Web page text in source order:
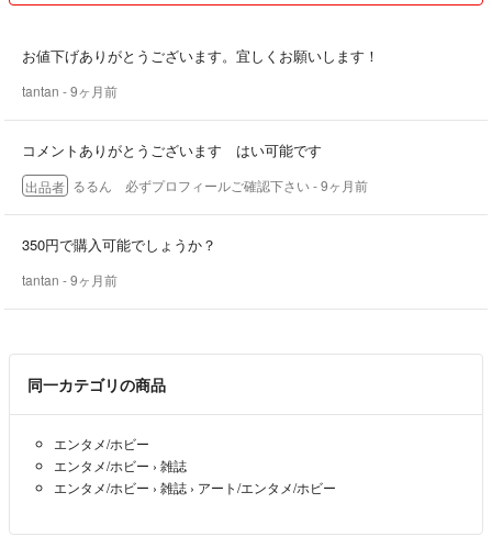
(梱包に余裕がある場合のみ)
子供服
レディース洋服
化粧品
おもちゃ
雑誌付録
自宅保管品となります ご理解の上ご購入宜しくお願い致します
発送は平日のみとさせていただきます
喫煙者 ペットはいません
ご了承ください
お互いが気持ち良くお取引できるよう心がけております どうぞ宜しく
お願い致します
お値下げありがとうございます。宜しくお願いします！
tantan - 9ヶ月前
コメントありがとうございます はい可能です
出品者 るるん 必ずプロフィールご確認下さい- 9ヶ月前
350円で購入可能でしょうか？
tantan - 9ヶ月前
同一カテゴリの商品
エンタメ/ホビー
エンタメ/ホビー › 雑誌
エンタメ/ホビー › 雑誌 › アート/エンタメ/ホビー